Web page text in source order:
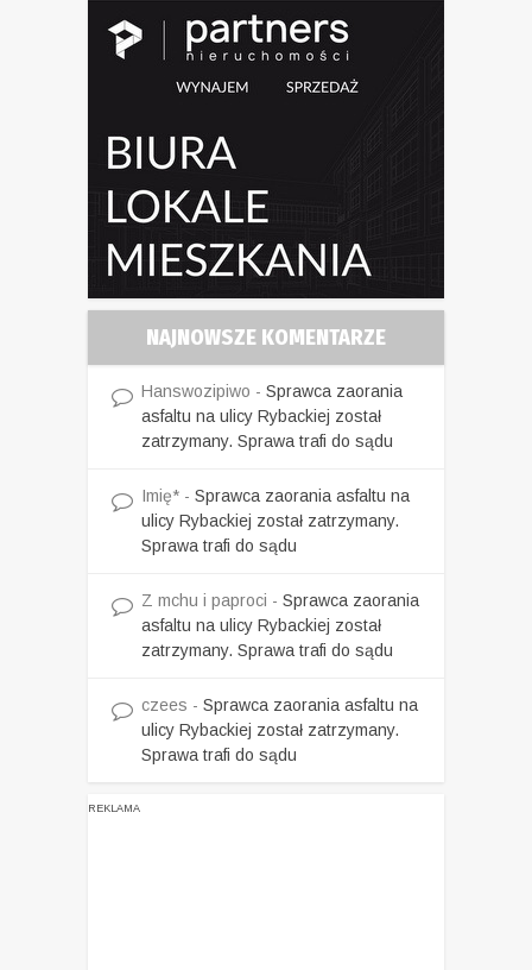
NAJNOWSZE KOMENTARZE
Hanswozipiwo - Sprawca zaorania
asfaltu na ulicy Rybackiej został
zatrzymany. Sprawa trafi do sądu
Imię* - Sprawca zaorania asfaltu na
ulicy Rybackiej został zatrzymany.
Sprawa trafi do sądu
Z mchu i paproci - Sprawca zaorania
asfaltu na ulicy Rybackiej został
zatrzymany. Sprawa trafi do sądu
czees - Sprawca zaorania asfaltu na
ulicy Rybackiej został zatrzymany.
Sprawa trafi do sądu
REKLAMA